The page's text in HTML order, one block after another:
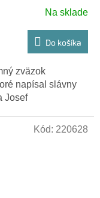
Na sklade
Do košíka
zväzok
napísal slávny
Josef
Kód: 220628